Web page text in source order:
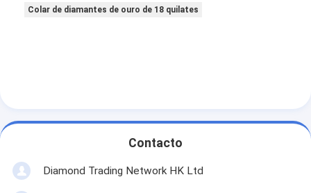
Colar de diamantes de ouro de 18 quilates
Contacto
Diamond Trading Network HK Ltd